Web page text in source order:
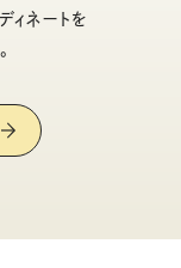
ィネートを